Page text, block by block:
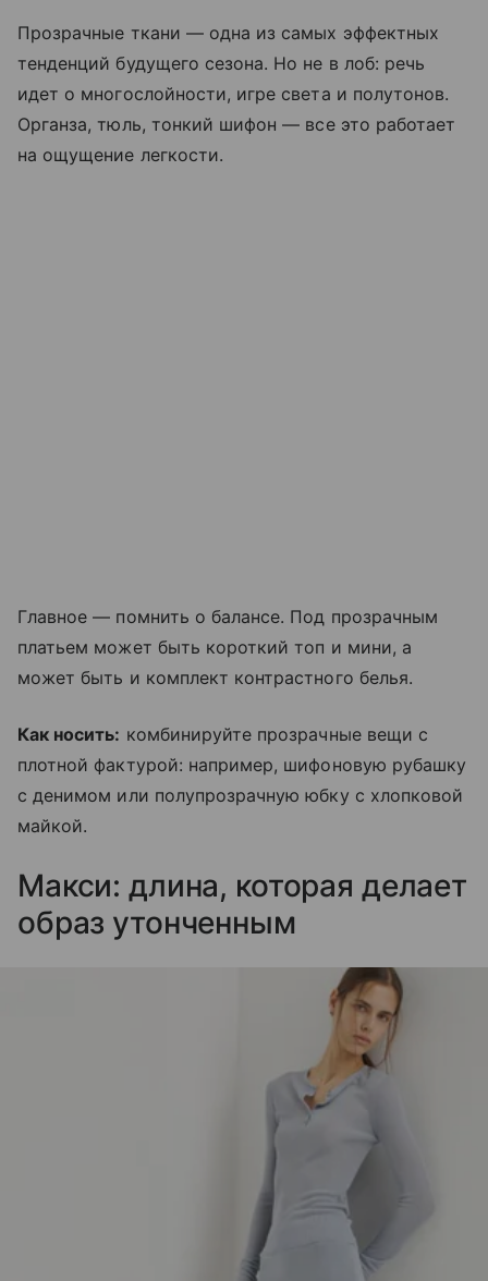
Прозрачные ткани — одна из самых эффектных
тенденций будущего сезона. Но не в лоб: речь
идет о многослойности, игре света и полутонов.
Органза, тюль, тонкий шифон — все это работает
на ощущение легкости.
Главное — помнить о балансе. Под прозрачным
платьем может быть короткий топ и мини, а
может быть и комплект контрастного белья.
Как носить: комбинируйте прозрачные вещи с
плотной фактурой: например, шифоновую рубашку
с денимом или полупрозрачную юбку с хлопковой
майкой.
Макси: длина, которая делает
образ утонченным